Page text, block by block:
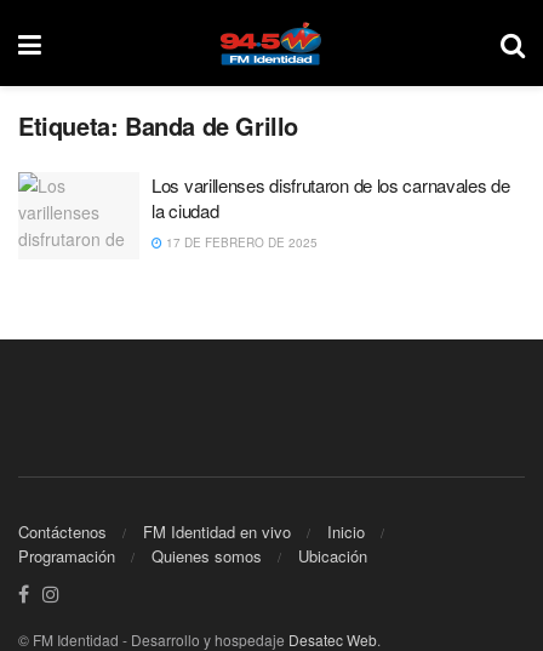
Etiqueta: Banda de Grillo
Los varillenses disfrutaron de los carnavales de
la ciudad
17 DE FEBRERO DE 2025
Contáctenos FM Identidad en vivo
Inicio
Programación
Quienes somos Ubicación
© FM Identidad - Desarrollo y hospedaje Desatec Web.